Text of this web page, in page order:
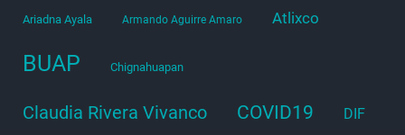
Ariadna Ayala Armando Aguirre Amaro Atlixco
BUAP Chignahuapan
Claudia Rivera Vivanco COVID19 DIF